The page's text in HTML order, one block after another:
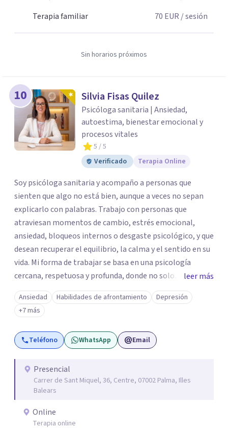
Terapia familiar
70 EUR / sesión
Sin horarios próximos
10 Silvia Fisas Quilez
Psicóloga sanitaria | Ansiedad,
autoestima, bienestar emocional y
procesos vitales
5 / 5
Verificado
Terapia Online
Soy psicóloga sanitaria y acompaño a personas que
sienten que algo no está bien, aunque a veces no sepan
explicarlo con palabras. Trabajo con personas que
atraviesan momentos de cambio, estrés emocional,
ansiedad, bloqueos internos o desgaste psicológico, y que
desean recuperar el equilibrio, la calma y el sentido en su
vida. Mi forma de trabajar se basa en una psicología
cercana, respetuosa y profunda, donde no solo
atendemos los síntomas, sino también lo que los
provoca. Integro la psicología positiva y la terapia
cognitivo-conductual con una mirada más amplia,
teniendo en cuenta la mente, el cuerpo y la emoción.
Tengo una amplia experiencia acompañando a personas
conozco de primera mano tras haber vivido fuera de
España durante años. Además, soy madre, lo que me ha
dado una sensibilidad especial para comprender las
exigencias emocionales de la vida cotidiana y la necesidad
de cuidarse sin culpa. En sesión encontrarás un espacio
leer más
Ansiedad Habilidades de afrontamiento
Depresión
+7 más
Teléfono WhatsApp Email
Presencial
Carrer de Sant Miquel, 36, Centre, 07002 Palma, Illes
Balears
Online
Terapia online